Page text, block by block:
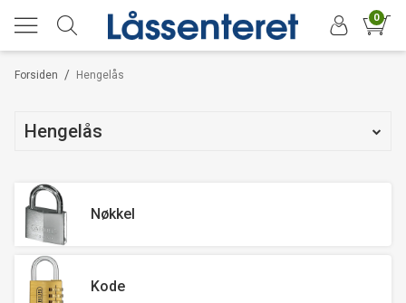
0
/
Forsiden Hengelås
Hengelås
Nøkkel
Kode